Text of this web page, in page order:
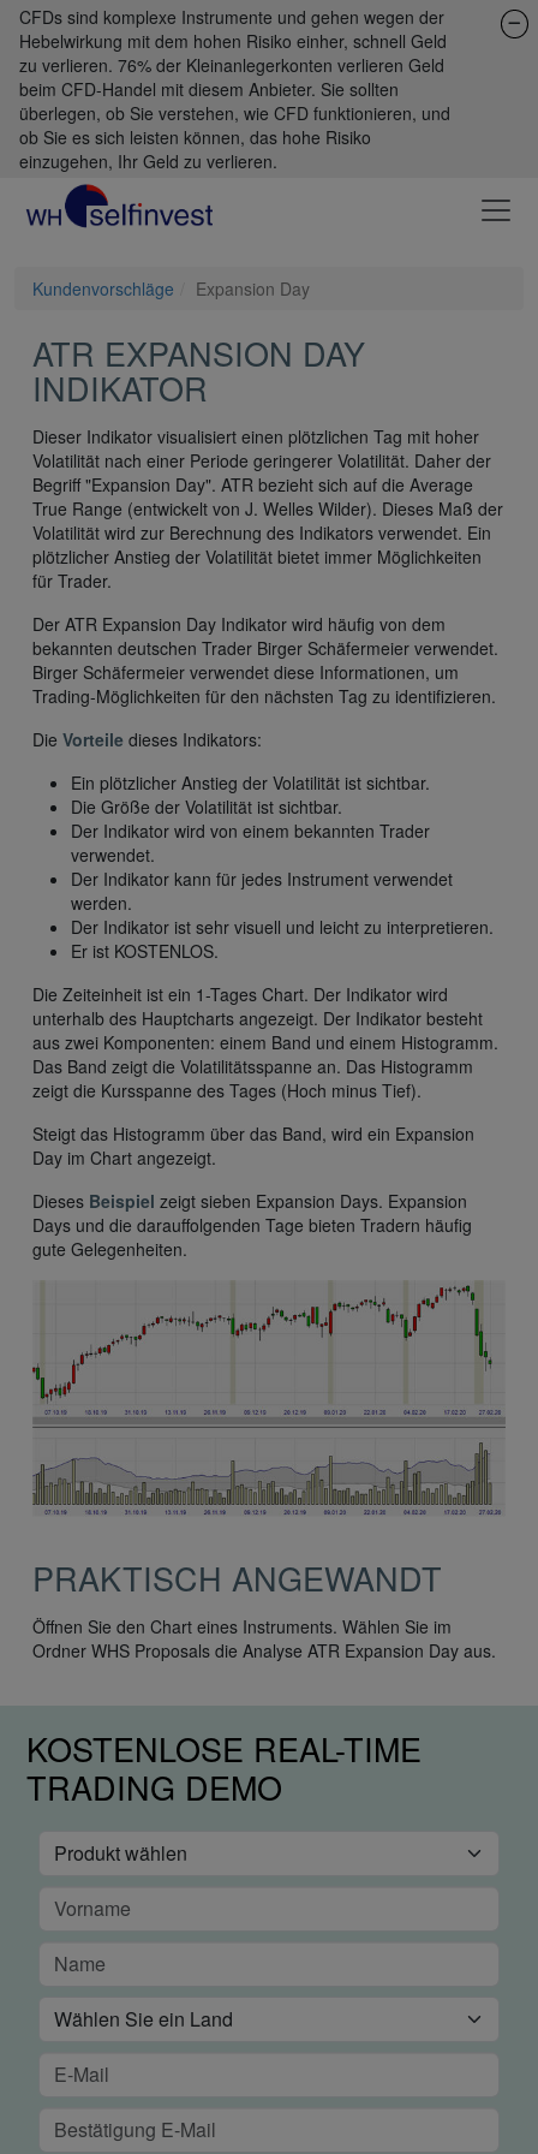
CFDs sind komplexe Instrumente und gehen wegen der
Hebelwirkung mit dem hohen Risiko einher, schnell Geld
zu verlieren. 76% der Kleinanlegerkonten verlieren Geld
beim CFD-Handel mit diesem Anbieter. Sie sollten
überlegen, ob Sie verstehen, wie CFD funktionieren, und
ob Sie es sich leisten können, das hohe Risiko
einzugehen, Ihr Geld zu verlieren.
Kundenvorschläge Expansion Day
ATR EXPANSION DAY
INDIKATOR
Dieser Indikator visualisiert einen plötzlichen Tag mit hoher
Volatilität nach einer Periode geringerer Volatilität. Daher der
Begriff "Expansion Day". ATR bezieht sich auf die Average
True Range (entwickelt von J. Welles Wilder). Dieses Maß der
Volatilität wird zur Berechnung des Indikators verwendet. Ein
plötzlicher Anstieg der Volatilität bietet immer Möglichkeiten
für Trader.
Der ATR Expansion Day Indikator wird häufig von dem
bekannten deutschen Trader Birger Schäfermeier verwendet.
Birger Schäfermeier verwendet diese Informationen, um
Trading-Möglichkeiten für den nächsten Tag zu identifizieren.
Die Vorteile dieses Indikators:
Ein plötzlicher Anstieg der Volatilität ist sichtbar.
Die Größe der Volatilität ist sichtbar.
Der Indikator wird von einem bekannten Trader
verwendet.
Der Indikator kann für jedes Instrument verwendet
werden.
Der Indikator ist sehr visuell und leicht zu interpretieren.
Er ist KOSTENLOS.
Die Zeiteinheit ist ein 1-Tages Chart. Der Indikator wird
unterhalb des Hauptcharts angezeigt. Der Indikator besteht
aus zwei Komponenten: einem Band und einem Histogramm.
Das Band zeigt die Volatilitätsspanne an. Das Histogramm
zeigt die Kursspanne des Tages (Hoch minus Tief).
Steigt das Histogramm über das Band, wird ein Expansion
Day im Chart angezeigt.
Dieses Beispiel zeigt sieben Expansion Days. Expansion
Days und die darauffolgenden Tage bieten Tradern häufig
gute Gelegenheiten.
PRAKTISCH ANGEWANDT
Öffnen Sie den Chart eines Instruments. Wählen Sie im
Ordner WHS Proposals die Analyse ATR Expansion Day aus.
KOSTENLOSE REAL-TIME
TRADING DEMO